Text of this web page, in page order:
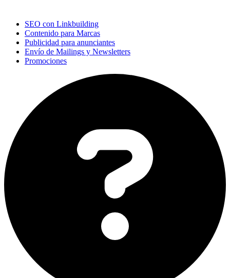
SEO con Linkbuilding
Contenido para Marcas
Publicidad para anunciantes
Envío de Mailings y Newsletters
Promociones